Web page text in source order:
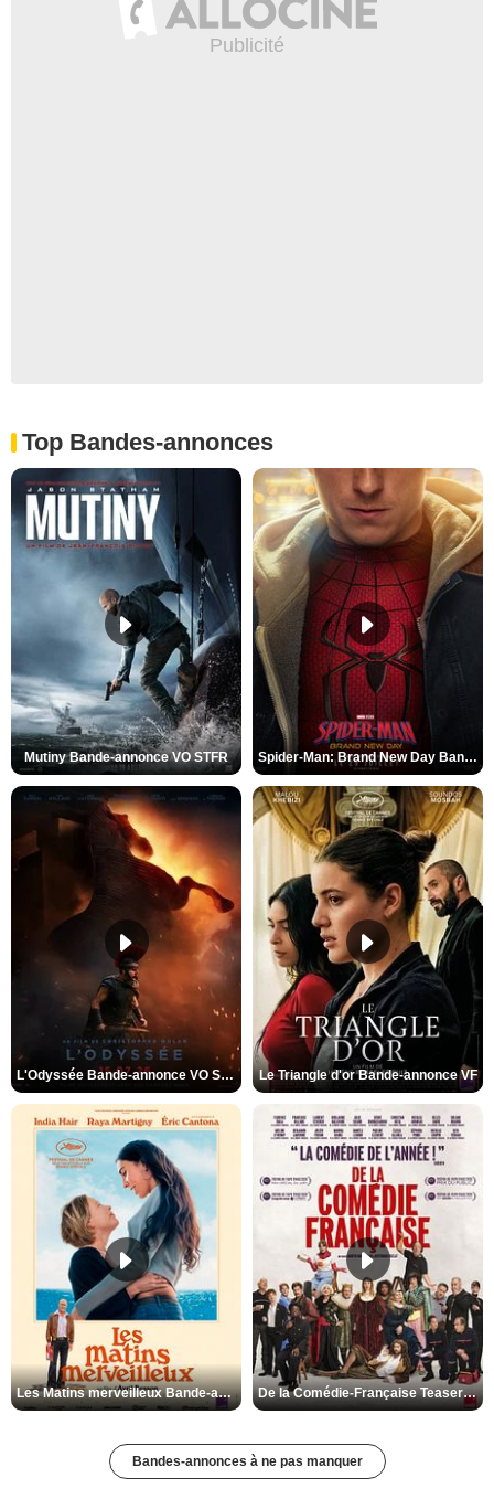
Top Bandes-annonces
Mutiny Bande-annonce VO STFR Spider-Man: Brand New Day Bande-annonce VO STFR
L'Odyssée Bande-annonce VO STFR Le Triangle d'or Bande-annonce VF
Les Matins merveilleux Bande-annonce VF De la Comédie-Française Teaser VF
Bandes-annonces à ne pas manquer